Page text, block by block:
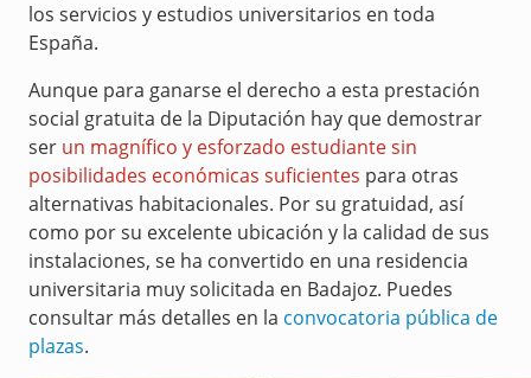
los servicios y estudios universitarios en toda
España.
Aunque para ganarse el derecho a esta prestación
social gratuita de la Diputación hay que demostrar
ser un magnífico y esforzado estudiante sin
posibilidades económicas suficientes para otras
alternativas habitacionales. Por su gratuidad, así
como por su excelente ubicación y la calidad de sus
instalaciones, se ha convertido en una residencia
universitaria muy solicitada en Badajoz. Puedes
consultar más detalles en la convocatoria pública de
plazas.